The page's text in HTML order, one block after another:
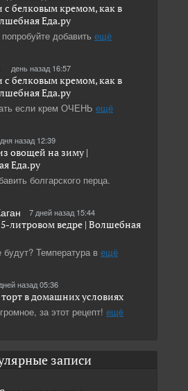
добавить ещё
с белковым кремом, как в
Eда.ру
день назад 16:57
если крем ОЧЕНЬ ещё
с белковым кремом, как в
Eда.ру
назад 12:39
болгарского перца.
овощей на зиму |
Eда.ру
7 дней назад 15:44
Температура в ещё
литровом ведре | Волшебная
назад 05:36
за этот рецепт! ещё
в домашних условиях
записи